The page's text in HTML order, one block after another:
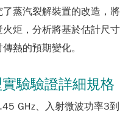
蒸汽裂解裝置的改造，將
炬，分析將基於估計尺寸
熱的預期變化。
驗驗證詳細規格
GHz、入射微波功率3到